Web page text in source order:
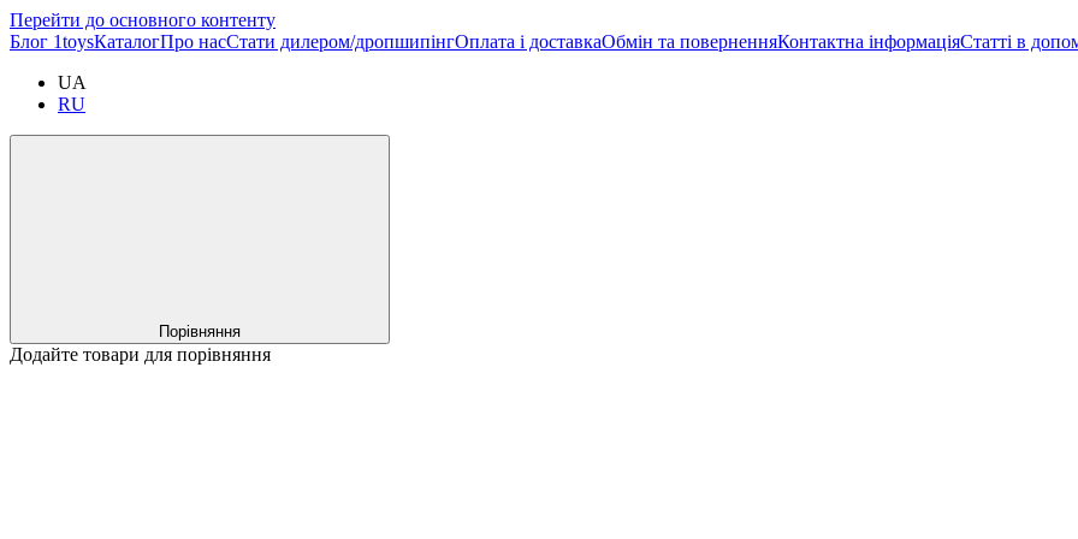
Перейти до основного контенту
Блог 1toysКаталогПро насСтати дилером/дропшипінгОплата і доставкаОбмін та поверненняКонтактна інформаціяСтатті в
UA
RU
Порівняння
Додайте товари для порівняння